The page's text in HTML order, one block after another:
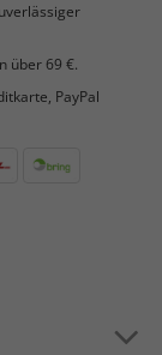
über 69 €.
PayPal